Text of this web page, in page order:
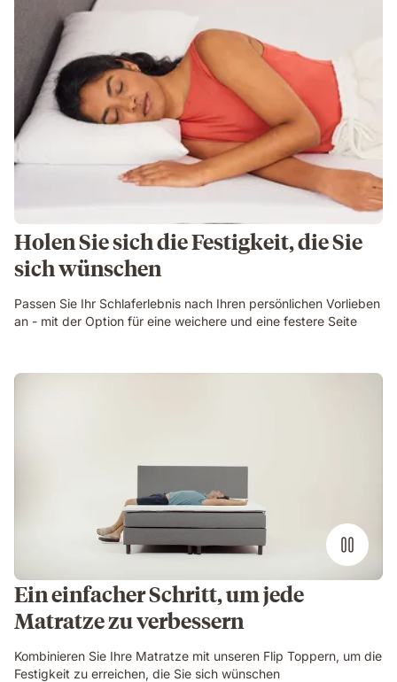
Holen Sie sich die Festigkeit, die Sie
sich wünschen
Passen Sie Ihr Schlaferlebnis nach Ihren persönlichen Vorlieben
an - mit der Option für eine weichere und eine festere Seite
Ein einfacher Schritt, um jede
Matratze zu verbessern
Kombinieren Sie Ihre Matratze mit unseren Flip Toppern, um die
Festigkeit zu erreichen, die Sie sich wünschen